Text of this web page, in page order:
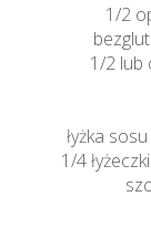
1/2
1/2 lub
łyżka
1/4